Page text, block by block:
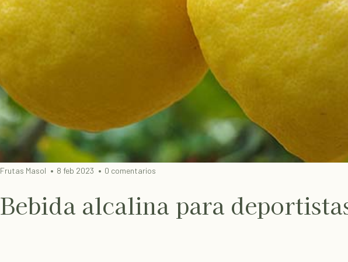
Frutas Masol 8 feb 2023 0 comentarios
Bebida alcalina para